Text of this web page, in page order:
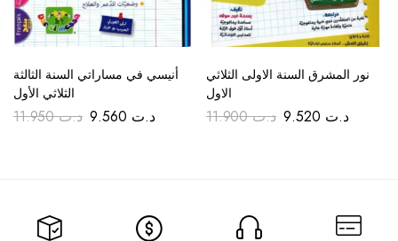
أنيسي في مساراتي السنة الثالثة
الثلاثي الأول
د.ت11.950 د.ت
نور المشرق السنة الاولى الثلاثي
الاول
د.ت11.900 د.ت